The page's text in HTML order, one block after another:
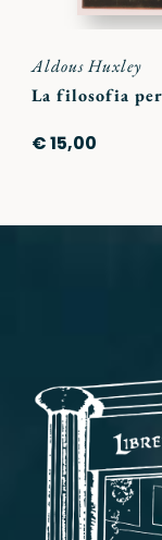
Aldous Huxley
La filosofia
€ 15,00